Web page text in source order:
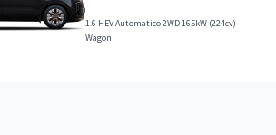
1.6 HEV Automatico 2WD 165kW (224cv)
Wagon